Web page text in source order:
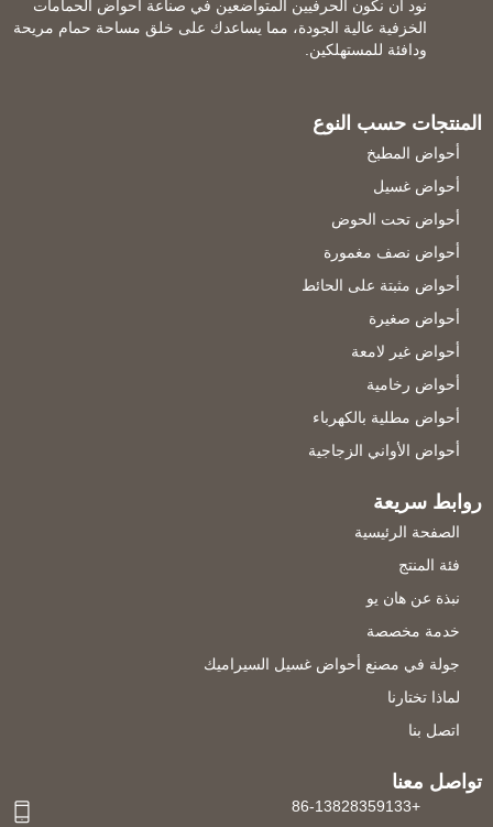
نود أن نكون الحرفيين المتواضعين في صناعة أحواض الحمامات
الخزفية عالية الجودة، مما يساعدك على خلق مساحة حمام مريحة
ودافئة للمستهلكين.
المنتجات حسب النوع
أحواض المطبخ
أحواض غسيل
أحواض تحت الحوض
أحواض نصف مغمورة
أحواض مثبتة على الحائط
أحواض صغيرة
أحواض غير لامعة
أحواض رخامية
أحواض مطلية بالكهرباء
أحواض الأواني الزجاجية
روابط سريعة
الصفحة الرئيسية
فئة المنتج
نبذة عن هان يو
خدمة مخصصة
جولة في مصنع أحواض غسيل السيراميك
لماذا تختارنا
اتصل بنا
تواصل معنا
+86-13828359133